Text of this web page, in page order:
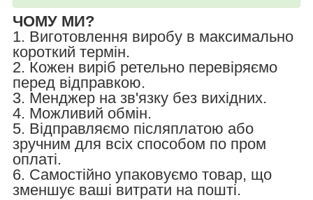
ЧОМУ МИ?
1. Виготовлення виробу в максимально
короткий термін.
2. Кожен виріб ретельно перевіряємо
перед відправкою.
3. Менджер на зв'язку без вихідних.
4. Можливий обмін.
5. Відправляємо післяплатою або
зручним для всіх способом по пром
оплаті.
6. Самостійно упаковуємо товар, що
зменшує ваші витрати на пошті.